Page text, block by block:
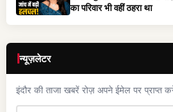
का परिवार भी वहीं ठहरा था
न्यूज़लेटर
इंदौर की ताजा खबरें रोज़ अपने ईमेल पर प्राप्त